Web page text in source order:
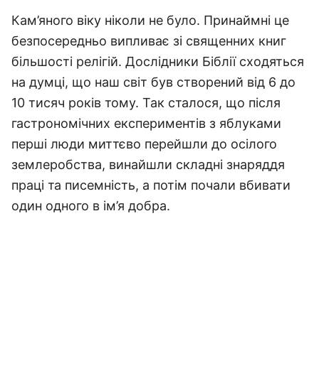
Кам’яного віку ніколи не було. Принаймні це
безпосередньо випливає зі священних книг
більшості релігій. Дослідники Біблії сходяться
на думці, що наш світ був створений від 6 до
10 тисяч років тому. Так сталося, що після
гастрономічних експериментів з яблуками
перші люди миттєво перейшли до осілого
землеробства, винайшли складні знаряддя
праці та писемність, а потім почали вбивати
один одного в ім’я добра.